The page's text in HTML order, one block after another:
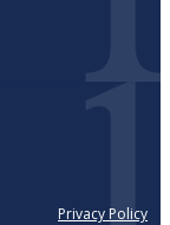
Privacy Policy